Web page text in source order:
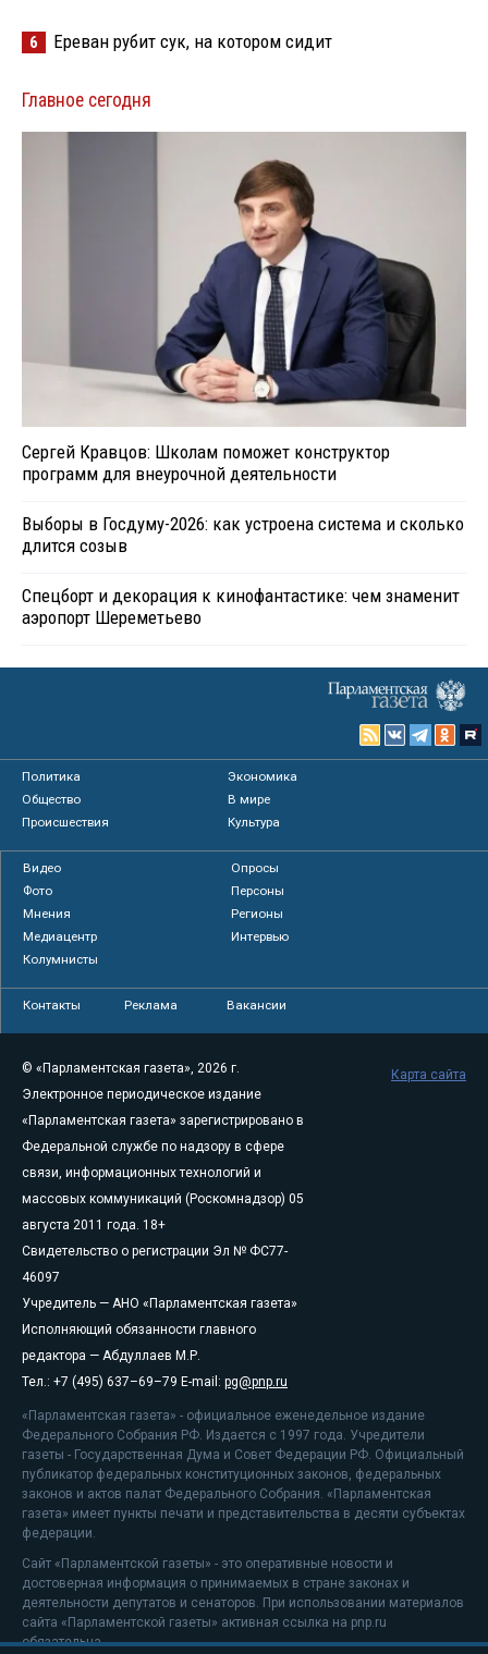
6 Ереван рубит сук, на котором сидит
Главное сегодня
Сергей Кравцов: Школам поможет конструктор
программ для внеурочной деятельности
Выборы в Госдуму-2026: как устроена система и сколько
длится созыв
Спецборт и декорация к кинофантастике: чем знаменит
аэропорт Шереметьево
Политика
Экономика
Общество
В мире
Происшествия
Культура
Видео
Опросы
Фото
Персоны
Мнения
Регионы
Медиацентр
Интервью
Колумнисты
Контакты Реклама Вакансии
© «Парламентская газета», 2026 г.
Электронное периодическое издание
«Парламентская газета» зарегистрировано в
Федеральной службе по надзору в сфере
связи, информационных технологий и
массовых коммуникаций (Роскомнадзор) 05
августа 2011 года. 18+
Свидетельство о регистрации Эл № ФС77-
46097
Учредитель — АНО «Парламентская газета»
Исполняющий обязанности главного
редактора — Абдуллаев М.Р.
Тел.: +7 (495) 637–69–79 E-mail: pg@pnp.ru
«Парламентская газета» - официальное еженедельное издание
Федерального Собрания РФ. Издается с 1997 года. Учредители
газеты - Государственная Дума и Совет Федерации РФ. Официальный
публикатор федеральных конституционных законов, федеральных
законов и актов палат Федерального Собрания. «Парламентская
газета» имеет пункты печати и представительства в десяти субъектах
федерации.
Сайт «Парламентской газеты» - это оперативные новости и
достоверная информация о принимаемых в стране законах и
деятельности депутатов и сенаторов. При использовании материалов
сайта «Парламентской газеты» активная ссылка на pnp.ru
обязательна.
Карта сайта